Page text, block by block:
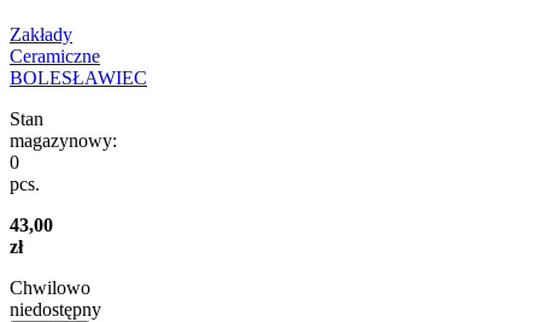
Zakłady
Ceramiczne
BOLESŁAWIEC
Stan
magazynowy:
0
pcs.
43,00
zł
Chwilowo
niedostępny